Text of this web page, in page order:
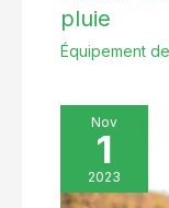
pluie
Équipement
Nov
1
2023